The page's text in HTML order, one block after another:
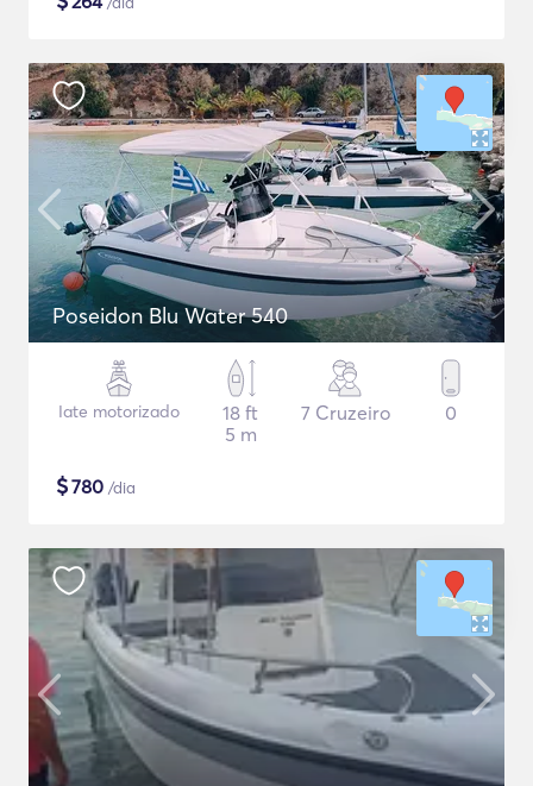
Poseidon Blu Water 540
Iate motorizado
18 ft
5 m
7 Cruzeiro 0
$780 /dia